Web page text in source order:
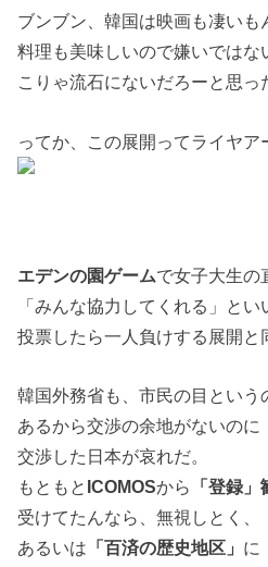
ブンブン、韓国は映画も凄いも
料理も美味しいので嫌いではな
こりゃ流石にないだろーと思っ
ってか、この展開ってライヤア
エデンの園ゲームで女子大生の
「みんな協力してくれる」とい
投票したら一人負けする展開と
韓国外務省も、市民の目という
あるから交渉の余地がないのに
交渉した日本が哀れだ。
もともと ICOMOSから
「登録」
受けてたんなら、無視しとく、
あるいは 「百済の歴史地区」 に